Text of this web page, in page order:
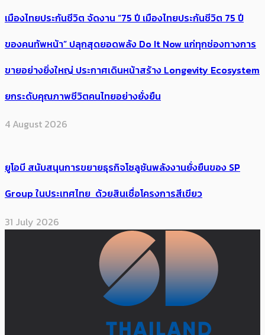
เมืองไทยประกันชีวิต จัดงาน “75 ปี เมืองไทยประกันชีวิต 75 ปี
ของคนทัพหน้า” ปลุกสุดยอดพลัง Do It Now แก่ทุกช่องทางการ
ขายอย่างยิ่งใหญ่ ประกาศเดินหน้าสร้าง Longevity Ecosystem
ยกระดับคุณภาพชีวิตคนไทยอย่างยั่งยืน
4 August 2026
ยูโอบี สนับสนุนการขยายธุรกิจโซลูชันพลังงานยั่งยืนของ SP
Group ในประเทศไทย ด้วยสินเชื่อโครงการสีเขียว
31 July 2026